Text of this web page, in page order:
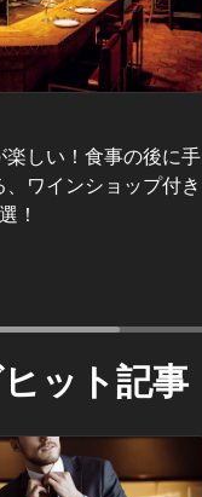
楽しい！食事の後に手
ワインショップ付き
！
ット記事